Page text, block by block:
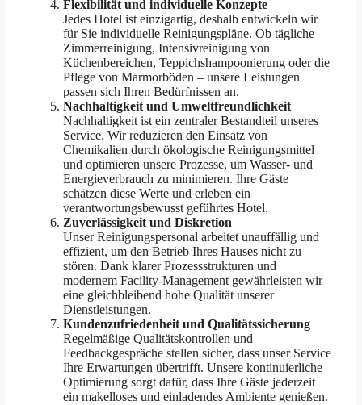
Flexibilität und individuelle Konzepte
Jedes Hotel ist einzigartig, deshalb entwickeln wir
für Sie individuelle Reinigungspläne. Ob tägliche
Zimmerreinigung, Intensivreinigung von
Küchenbereichen, Teppichshampoonierung oder die
Pflege von Marmorböden – unsere Leistungen
passen sich Ihren Bedürfnissen an.
Nachhaltigkeit und Umweltfreundlichkeit
Nachhaltigkeit ist ein zentraler Bestandteil unseres
Service. Wir reduzieren den Einsatz von
Chemikalien durch ökologische Reinigungsmittel
und optimieren unsere Prozesse, um Wasser- und
Energieverbrauch zu minimieren. Ihre Gäste
schätzen diese Werte und erleben ein
verantwortungsbewusst geführtes Hotel.
Zuverlässigkeit und Diskretion
Unser Reinigungspersonal arbeitet unauffällig und
effizient, um den Betrieb Ihres Hauses nicht zu
stören. Dank klarer Prozessstrukturen und
modernem Facility-Management gewährleisten wir
eine gleichbleibend hohe Qualität unserer
Dienstleistungen.
Kundenzufriedenheit und Qualitätssicherung
Regelmäßige Qualitätskontrollen und
Feedbackgespräche stellen sicher, dass unser Service
Ihre Erwartungen übertrifft. Unsere kontinuierliche
Optimierung sorgt dafür, dass Ihre Gäste jederzeit
ein makelloses und einladendes Ambiente genießen.